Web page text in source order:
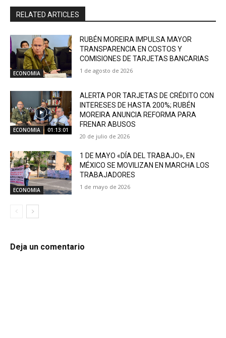
RELATED ARTICLES
ECONOMIA
RUBÉN MOREIRA IMPULSA MAYOR
TRANSPARENCIA EN COSTOS Y
COMISIONES DE TARJETAS BANCARIAS
1 de agosto de 2026
ECONOMIA 01:13:01
ALERTA POR TARJETAS DE CRÉDITO CON
INTERESES DE HASTA 200%; RUBÉN
MOREIRA ANUNCIA REFORMA PARA
FRENAR ABUSOS
20 de julio de 2026
ECONOMIA
1 DE MAYO «DÍA DEL TRABAJO», EN
MÉXICO SE MOVILIZAN EN MARCHA LOS
TRABAJADORES
1 de mayo de 2026
Deja un comentario